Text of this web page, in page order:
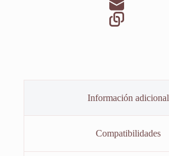
Información adicional
Compatibilidades